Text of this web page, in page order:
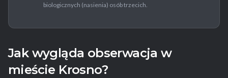
biologicznych (nasienia) osób trzecich.
Jak wygląda obserwacja w
mieście Krosno?